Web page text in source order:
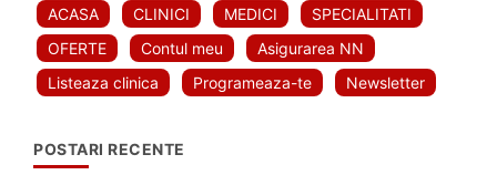
ACASA CLINICI MEDICI
SPECIALITATI
OFERTE
Contul meu
Asigurarea NN
Listeaza clinica
Programeaza-te Newsletter
POSTARI RECENTE